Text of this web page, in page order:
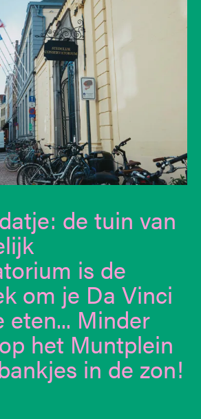
de tuin van
is de
om je Da Vinci
eten... Minder
het Muntplein
in de zon!